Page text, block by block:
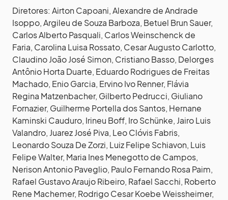
Diretores: Airton Capoani, Alexandre de Andrade
Isoppo, Argileu de Souza Barboza, Betuel Brun Sauer,
Carlos Alberto Pasquali, Carlos Weinschenck de
Faria, Carolina Luisa Rossato, Cesar Augusto Carlotto,
Claudino João José Simon, Cristiano Basso, Delorges
Antônio Horta Duarte, Eduardo Rodrigues de Freitas
Machado, Enio Garcia, Ervino Ivo Renner, Flávia
Regina Matzenbacher, Gilberto Pedrucci, Giuliano
Fornazier, Guilherme Portella dos Santos, Hernane
Kaminski Cauduro, Irineu Boff, Iro Schünke, Jairo Luis
Valandro, Juarez José Piva, Leo Clóvis Fabris,
Leonardo Souza De Zorzi, Luiz Felipe Schiavon, Luis
Felipe Walter, Maria Ines Menegotto de Campos,
Nerison Antonio Paveglio, Paulo Fernando Rosa Paim,
Rafael Gustavo Araujo Ribeiro, Rafael Sacchi, Roberto
Rene Machemer, Rodrigo Cesar Koebe Weissheimer,